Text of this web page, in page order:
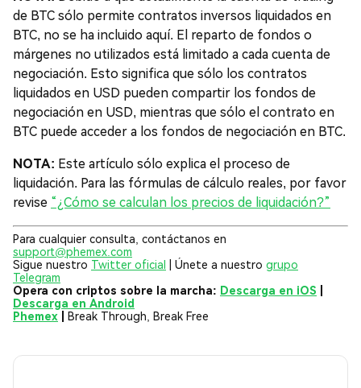
de BTC sólo permite contratos inversos liquidados en
BTC, no se ha incluido aquí. El reparto de fondos o
márgenes no utilizados está limitado a cada cuenta de
negociación. Esto significa que sólo los contratos
liquidados en USD pueden compartir los fondos de
negociación en USD, mientras que sólo el contrato en
BTC puede acceder a los fondos de negociación en BTC.
NOTA: Este artículo sólo explica el proceso de
liquidación. Para las fórmulas de cálculo reales, por favor
revise “¿Cómo se calculan los precios de liquidación?”
Para cualquier consulta, contáctanos en
support@phemex.com
Sigue nuestro Twitter oficial | Únete a nuestro grupo
Telegram
Opera con criptos sobre la marcha: Descarga en iOS
Descarga en Android
Phemex
Break Through, Break Free